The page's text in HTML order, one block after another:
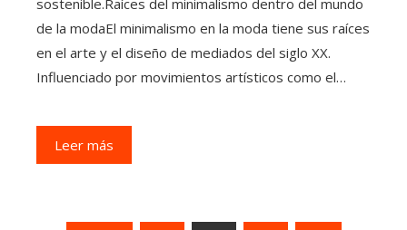
sostenible.Raíces del minimalismo dentro del mundo
de la modaEl minimalismo en la moda tiene sus raíces
en el arte y el diseño de mediados del siglo XX.
Influenciado por movimientos artísticos como el…
Leer más